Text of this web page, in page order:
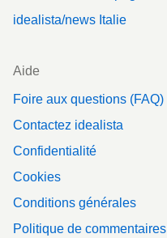
idealista/news Italie
Aide
Foire aux questions (FAQ)
Contactez idealista
Confidentialité
Cookies
Conditions générales
Politique de commentaires